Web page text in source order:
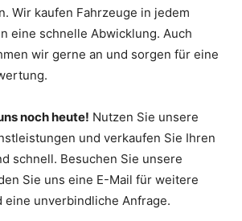
Wir kaufen Fahrzeuge in jedem
eine schnelle Abwicklung. Auch
wir gerne an und sorgen für eine
noch heute! Nutzen Sie unsere
und verkaufen Sie Ihren
schnell. Besuchen Sie unsere
Sie uns eine E-Mail für weitere
eine unverbindliche Anfrage.